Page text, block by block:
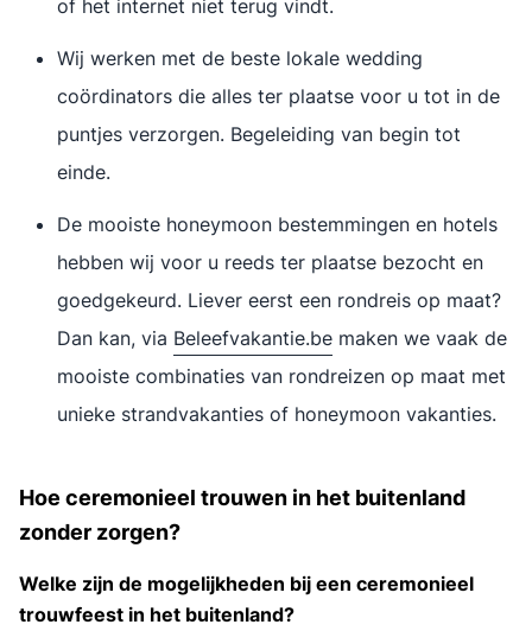
of het internet niet terug vindt.
Wij werken met de beste lokale wedding
coördinators die alles ter plaatse voor u tot in de
puntjes verzorgen. Begeleiding van begin tot
einde.
De mooiste honeymoon bestemmingen en hotels
hebben wij voor u reeds ter plaatse bezocht en
goedgekeurd. Liever eerst een rondreis op maat?
Dan kan, via Beleefvakantie.be maken we vaak de
mooiste combinaties van rondreizen op maat met
unieke strandvakanties of honeymoon vakanties.
Hoe ceremonieel trouwen in het buitenland
zonder zorgen?
Welke zijn de mogelijkheden bij een ceremonieel
trouwfeest in het buitenland?